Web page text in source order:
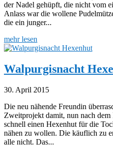
der Nadel gehüpft, die nicht vom
Anlass war die wollene
die ein junger...
mehr lesen
Walpurgisnacht
30. April 2015
Die neu nähende Freundin
Zweitprojekt damit, nun nach
schnell einen Hexenhut für die
nähen zu wollen. Die käuflich zu
alle nicht. Das...